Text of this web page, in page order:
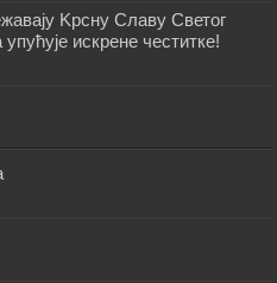
Kрсну Славу Светог
искрене честитке!